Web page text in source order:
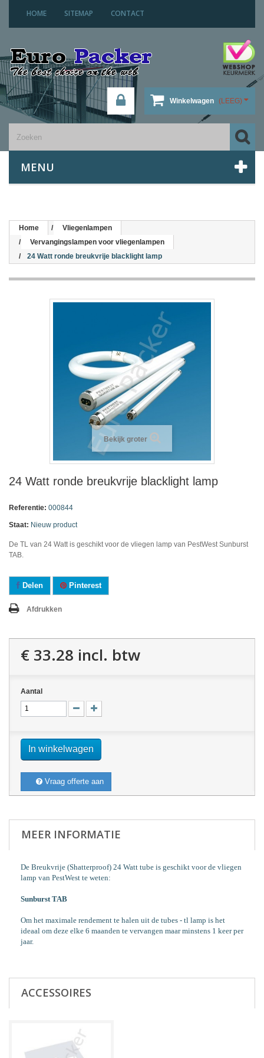
HOME SITEMAP CONTACT
Winkelwagen (LEEG)
MENU
Home
Vliegenlampen
Vervangingslampen voor vliegenlampen
24 Watt ronde breukvrije blacklight lamp
Bekijk groter
24 Watt ronde breukvrije blacklight lamp
Referentie: 000844
Staat: Nieuw product
De TL van 24 Watt is geschikt voor de vliegen lamp van PestWest Sunburst
TAB.
Delen Pinterest
Afdrukken
€ 33.28 incl. btw
Aantal
In winkelwagen
Vraag offerte aan
MEER INFORMATIE
De Breukvrije (Shatterproof) 24 Watt tube is geschikt voor de vliegen
lamp van PestWest te weten:
Sunburst TAB
Om het maximale rendement te halen uit de tubes - tl lamp is het
ideaal om deze elke 6 maanden te vervangen maar minstens 1 keer per
jaar.
ACCESSOIRES